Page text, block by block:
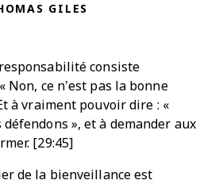
GILES
consiste
Non, ce n’est pas la bonne
à vraiment pouvoir dire : «
défendons », et à demander aux
[29:45]
de la bienveillance est